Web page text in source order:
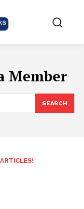
Member
SEARCH